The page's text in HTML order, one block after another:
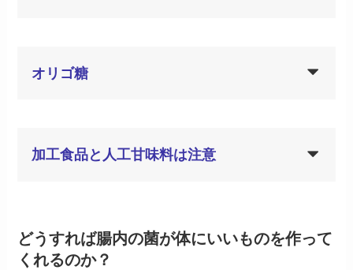
オリゴ糖
加工食品と人工甘味料は注意
どうすれば腸内の菌が体にいいものを作って
くれるのか？